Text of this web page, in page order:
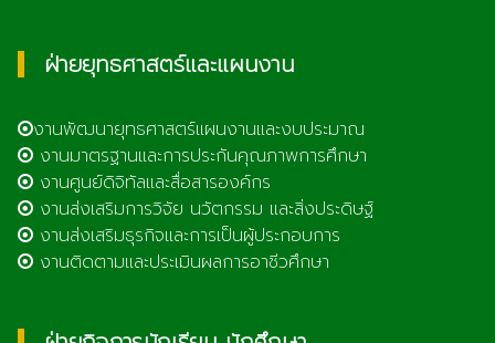
ฝ่ายยุทธศาสตร์และแผนงาน
งานพัฒนายุทธศาสตร์แผนงานและงบประมาณ
งานมาตรฐานและการประกันคุณภาพการศึกษา
งานศูนย์ดิจิทัลและสื่อสารองค์กร
งานส่งเสริมการวิจัย นวัตกรรม และสิ่งประดิษฐ์
งานส่งเสริมธุรกิจและการเป็นผู้ประกอบการ
งานติดตามและประเมินผลการอาชีวศึกษา